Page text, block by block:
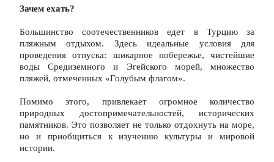
Зачем ехать?
Большинство соотечественников едет в Турцию за
пляжным отдыхом. Здесь идеальные условия для
проведения отпуска: шикарное побережье, чистейшие
воды Средиземного и Эгейского морей, множество
пляжей, отмеченных «Голубым флагом».
Помимо этого, привлекает огромное количество
природных достопримечательностей, исторических
памятников. Это позволяет не только отдохнуть на море,
но и приобщиться к изучению культуры и мировой
истории.